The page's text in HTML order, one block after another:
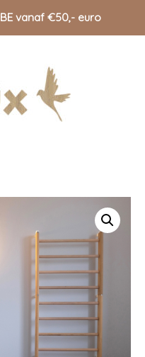
vanaf €50,- euro